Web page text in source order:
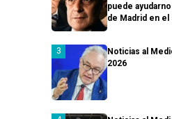
puede
de Madrid en el
Noticias al
2026